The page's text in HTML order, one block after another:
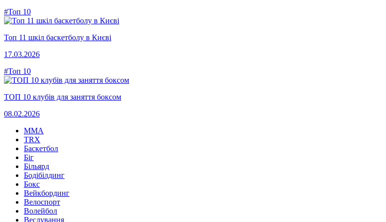
#Топ 10
Топ 11 шкіл баскетболу в Києві
17.03.2026
#Топ 10
ТОП 10 клубів для заняття боксом
08.02.2026
MMA
TRX
Баскетбол
Біг
Більярд
Бодібілдинг
Бокс
Вейкбординг
Велоспорт
Волейбол
Веслування